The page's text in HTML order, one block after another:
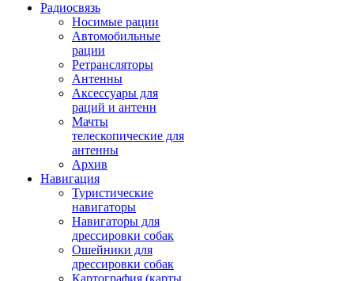
Радиосвязь
Носимые рации
Автомобильные
рации
Ретрансляторы
Антенны
Аксессуары для
раций и антенн
Мачты
телескопические для
антенны
Архив
Навигация
Туристические
навигаторы
Навигаторы для
дрессировки собак
Ошейники для
дрессировки собак
Картография (карты